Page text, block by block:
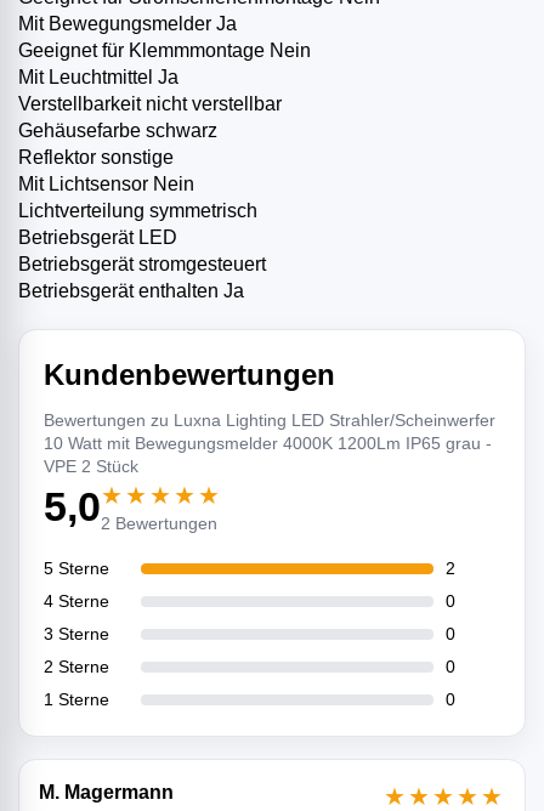
Mit Bewegungsmelder Ja
Geeignet für Klemmmontage Nein
Mit Leuchtmittel Ja
Verstellbarkeit nicht verstellbar
Gehäusefarbe schwarz
Reflektor sonstige
Mit Lichtsensor Nein
Lichtverteilung symmetrisch
Betriebsgerät LED
­Betriebsgerät stromgesteuert
Betriebsgerät enthalten Ja
Kundenbewertungen
Bewertungen zu Luxna Lighting LED Strahler/Scheinwerfer
10 Watt mit Bewegungsmelder 4000K 1200Lm IP65 grau -
VPE 2 Stück
5,0★★★★★
2 Bewertungen
5 Sterne
2
4 Sterne
0
3 Sterne
0
2 Sterne
0
1 Sterne
0
M. Magermann ★★★★★